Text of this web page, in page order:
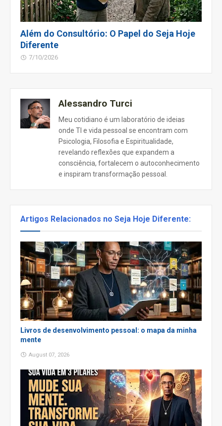
Além do Consultório: O Papel do Seja Hoje
Diferente
7/10/2026
Alessandro Turci
Meu cotidiano é um laboratório de ideias
onde TI e vida pessoal se encontram com
Psicologia, Filosofia e Espiritualidade,
revelando reflexões que expandem a
consciência, fortalecem o autoconhecimento
e inspiram transformação pessoal.
Artigos Relacionados no Seja Hoje Diferente:
Livros de desenvolvimento pessoal: o mapa da minha
mente
August 07, 2026